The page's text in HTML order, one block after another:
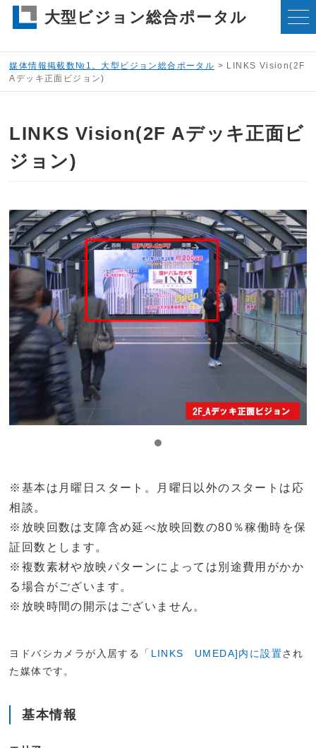
大型ビジョン総合ポータル
媒体情報掲載数№1。大型ビジョン総合ポータル > LINKS Vision(2F
Aデッキ正面ビジョン)
LINKS Vision(2F Aデッキ正面ビ
ジョン)
ヨドバシカメラが入居する 「LINKS UMEDA]内に設置され
た媒体です。
基本情報
※基本は月曜日スタート。月曜日以外のスタートは応
相談。
※放映回数は支障含め延べ放映回数の80％稼働時を保
証回数とします。
※複数素材や放映パターンによっては別途費用がかか
る場合がございます。
※放映時間の開示はございません。